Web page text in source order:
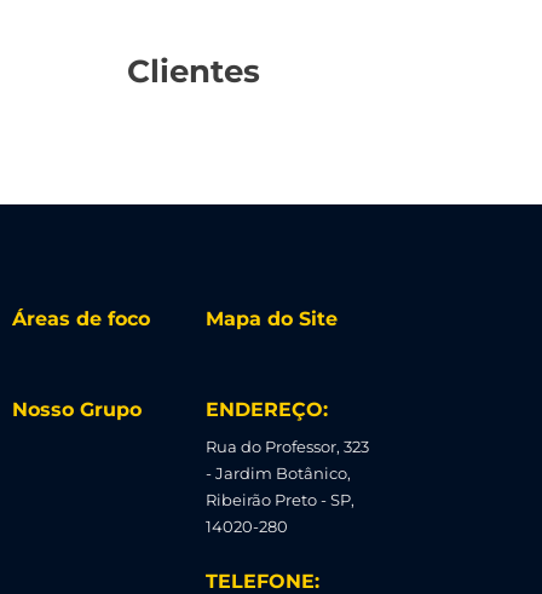
Clientes
Áreas de foco Mapa do Site
Nosso Grupo ENDEREÇO:
Rua do Professor, 323
- Jardim Botânico,
Ribeirão Preto - SP,
14020-280
TELEFONE: